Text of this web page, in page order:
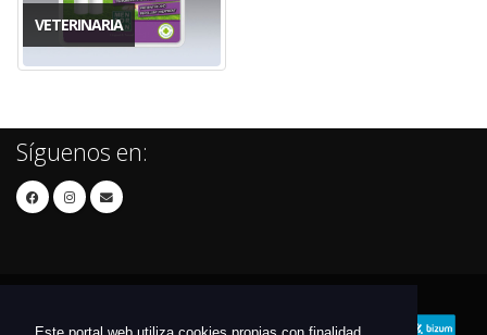
VETERINARIA
Síguenos en: